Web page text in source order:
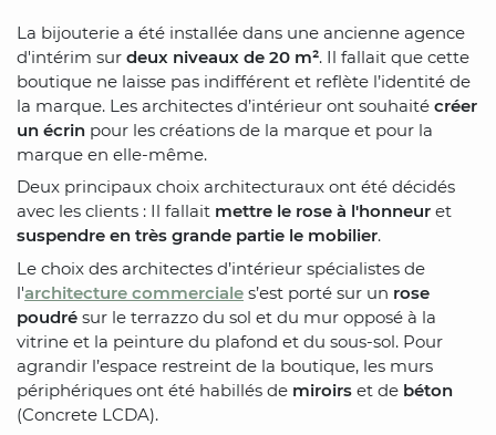
La bijouterie a été installée dans une ancienne agence
d'intérim sur deux niveaux de 20 m². Il fallait que cette
boutique ne laisse pas indifférent et reflète l’identité de
la marque. Les architectes d’intérieur ont souhaité créer
un écrin pour les créations de la marque et pour la
marque en elle-même.
Deux principaux choix architecturaux ont été décidés
avec les clients : Il fallait mettre le rose à l'honneur et
suspendre en très grande partie le mobilier.
Le choix des architectes d’intérieur spécialistes de
l'architecture commerciale s’est porté sur un rose
poudré sur le terrazzo du sol et du mur opposé à la
vitrine et la peinture du plafond et du sous-sol. Pour
agrandir l’espace restreint de la boutique, les murs
périphériques ont été habillés de miroirs et de béton
(Concrete LCDA).